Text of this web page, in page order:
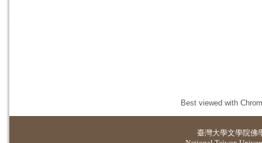
Best viewed with
臺灣大學文學院佛